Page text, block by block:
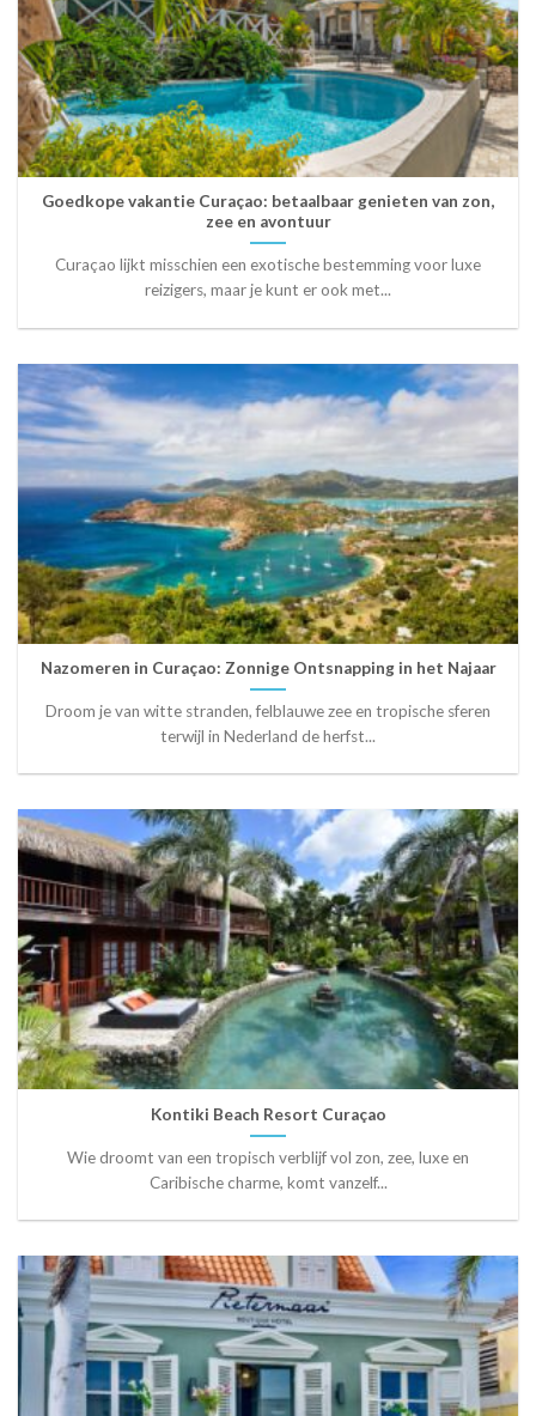
Goedkope vakantie Curaçao: betaalbaar genieten van zon,
zee en avontuur
Curaçao lijkt misschien een exotische bestemming voor luxe
reizigers, maar je kunt er ook met...
Nazomeren in Curaçao: Zonnige Ontsnapping in het Najaar
Droom je van witte stranden, felblauwe zee en tropische sferen
terwijl in Nederland de herfst...
Kontiki Beach Resort Curaçao
Wie droomt van een tropisch verblijf vol zon, zee, luxe en
Caribische charme, komt vanzelf...